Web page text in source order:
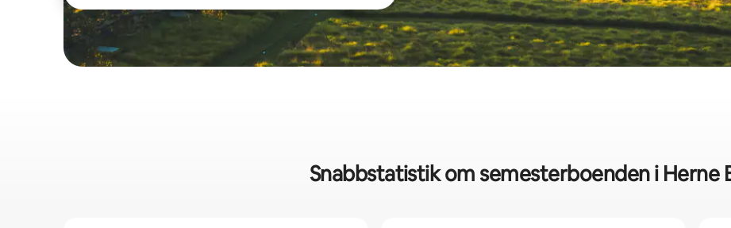
Snabbstatistik om semesterboenden i Herne